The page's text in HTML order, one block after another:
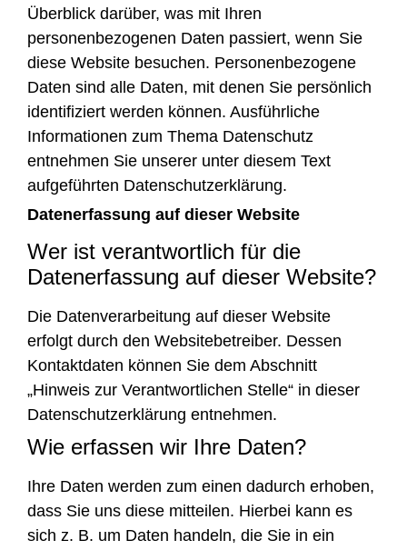
Überblick darüber, was mit Ihren
personenbezogenen Daten passiert, wenn Sie
diese Website besuchen. Personenbezogene
Daten sind alle Daten, mit denen Sie persönlich
identifiziert werden können. Ausführliche
Informationen zum Thema Datenschutz
entnehmen Sie unserer unter diesem Text
aufgeführten Datenschutzerklärung.
Datenerfassung auf dieser Website
Wer ist verantwortlich für die
Datenerfassung auf dieser Website?
Die Datenverarbeitung auf dieser Website
erfolgt durch den Websitebetreiber. Dessen
Kontaktdaten können Sie dem Abschnitt
„Hinweis zur Verantwortlichen Stelle“ in dieser
Datenschutzerklärung entnehmen.
Wie erfassen wir Ihre Daten?
Ihre Daten werden zum einen dadurch erhoben,
dass Sie uns diese mitteilen. Hierbei kann es
sich z. B. um Daten handeln, die Sie in ein